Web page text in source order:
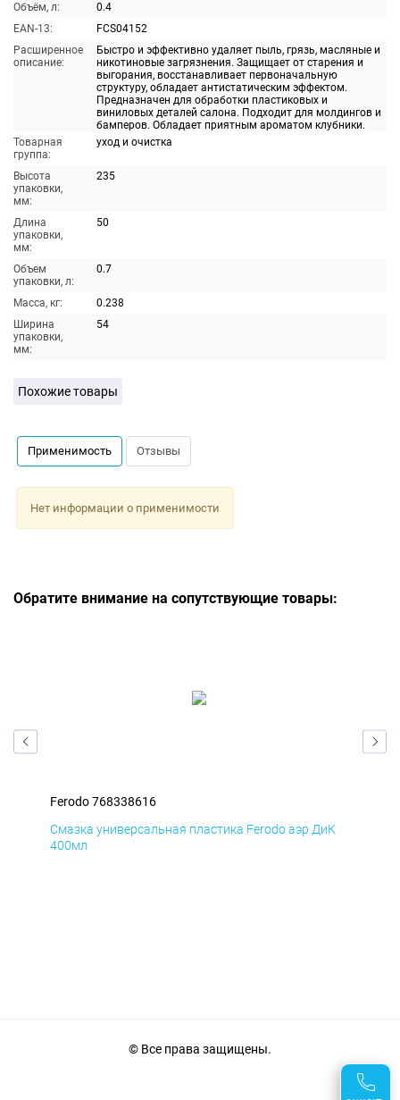
Объём, л:
0.4
EAN-13:
FCS04152
Расширенное
описание:
Быстро и эффективно удаляет пыль, грязь, масляные и
никотиновые загрязнения. Защищает от старения и
выгорания, восстанавливает первоначальную
структуру, обладает антистатическим эффектом.
Предназначен для обработки пластиковых и
виниловых деталей салона. Подходит для молдингов и
бамперов. Обладает приятным ароматом клубники.
Товарная
группа:
уход и очистка
Высота
упаковки,
мм:
235
Длина
упаковки,
мм:
50
Объем
упаковки, л:
0.7
Масса, кг:
0.238
Ширина
упаковки,
мм:
54
Похожие товары
Применимость Отзывы
Нет информации о применимости
Обратите внимание на сопутствующие товары:
Ferodo 768338616
Смазка универсальная пластика Ferodo аэр ДиК
400мл
© Все права защищены.